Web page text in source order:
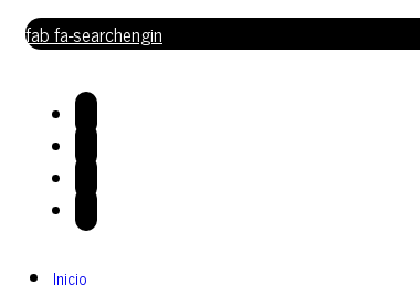
fab fa-searchengin
Inicio